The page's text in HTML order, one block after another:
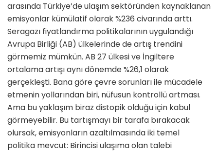
arasında Türkiye’de ulaşım sektöründen kaynaklanan
emisyonlar kümülatif olarak %236 civarında arttı.
Seragazı fiyatlandırma politikalarının uygulandığı
Avrupa Birliği (AB) ülkelerinde de artış trendini
görmemiz mümkün. AB 27 ülkesi ve İngiltere
ortalama artışı aynı dönemde %26,1 olarak
gerçekleşti. Bana göre çevre sorunları ile mücadele
etmenin yollarından biri, nüfusun kontrollü artması.
Ama bu yaklaşım biraz distopik olduğu için kabul
görmeyebilir. Bu tartışmayı bir tarafa bırakacak
olursak, emisyonların azaltılmasında iki temel
politika mevcut: Birincisi ulaşıma olan talebi